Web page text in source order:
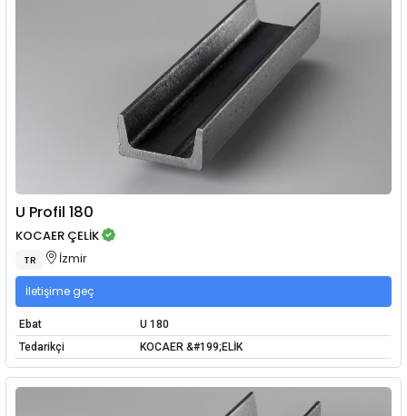
U Profil 180
KOCAER ÇELİK
TR İzmir
İletişime geç
Ebat
U 180
Tedarikçi
KOCAER &#199;ELİK